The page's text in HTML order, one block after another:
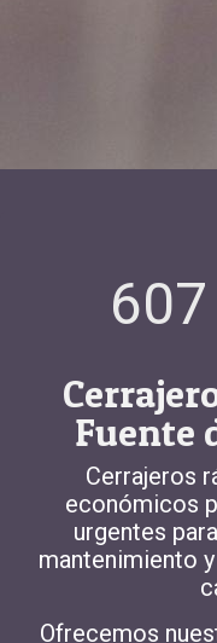
Fuente
Cerrajeros
económicos
urgentes
mantenimiento
Ofrecemos